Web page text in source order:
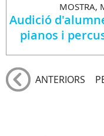
MOSTRA,
Audició
pianos i
ANTERIORS